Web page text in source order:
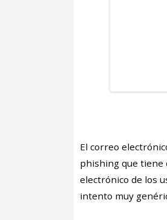
El correo
phishing que tiene
electrónico de los
intento muy